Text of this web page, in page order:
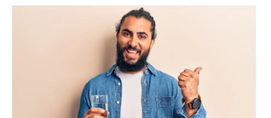
الولايات المتحدة (الإنجليزية)